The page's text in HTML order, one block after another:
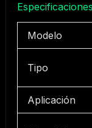
Modelo
Tipo
Aplicación